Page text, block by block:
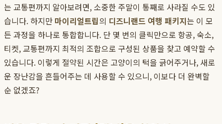
는 교통편까지 알아보려면, 소중한 주말이 통째로 사라질 수도 있
습니다. 하지만 마이리얼트립의 디즈니랜드 여행 패키지는 이 모
든 과정을 하나로 통합합니다. 단 몇 번의 클릭만으로 항공, 숙소,
티켓, 교통편까지 최적의 조합으로 구성된 상품을 찾고 예약할 수
있습니다. 이렇게 절약된 시간은 고양이의 턱을 긁어주거나, 새로
운 장난감을 흔들어주는 데 사용할 수 있으니, 이보다 더 완벽할
순 없겠죠?